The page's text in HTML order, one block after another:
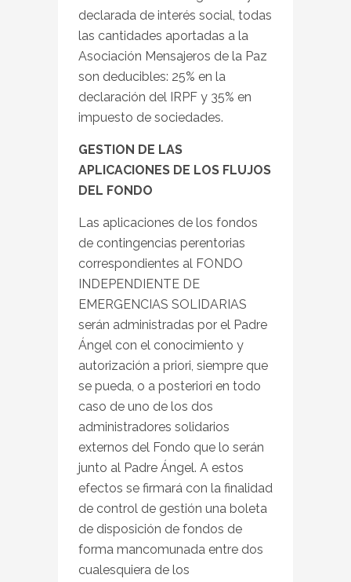
declarada de interés social, todas
las cantidades aportadas a la
Asociación Mensajeros de la Paz
son deducibles: 25% en la
declaración del IRPF y 35% en
impuesto de sociedades.
GESTION DE LAS
APLICACIONES DE LOS FLUJOS
DEL FONDO
Las aplicaciones de los fondos
de contingencias perentorias
correspondientes al FONDO
INDEPENDIENTE DE
EMERGENCIAS SOLIDARIAS
serán administradas por el Padre
Ángel con el conocimiento y
autorización a priori, siempre que
se pueda, o a posteriori en todo
caso de uno de los dos
administradores solidarios
externos del Fondo que lo serán
junto al Padre Ángel. A estos
efectos se firmará con la finalidad
de control de gestión una boleta
de disposición de fondos de
forma mancomunada entre dos
cualesquiera de los